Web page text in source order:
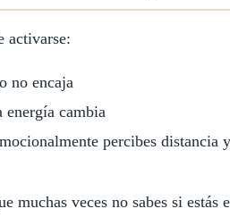
activarse:
no encaja
energía cambia
percibes distancia
muchas veces no sabes si